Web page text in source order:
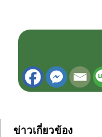
ข่าวเกี่ยวข้อง